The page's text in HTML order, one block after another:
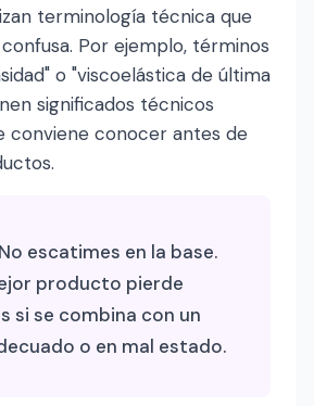
terminología técnica que
Por ejemplo, términos
o "viscoelástica de última
significados técnicos
conviene conocer antes de
No escatimes en la base.
producto pierde
si se combina con un
o en mal estado.